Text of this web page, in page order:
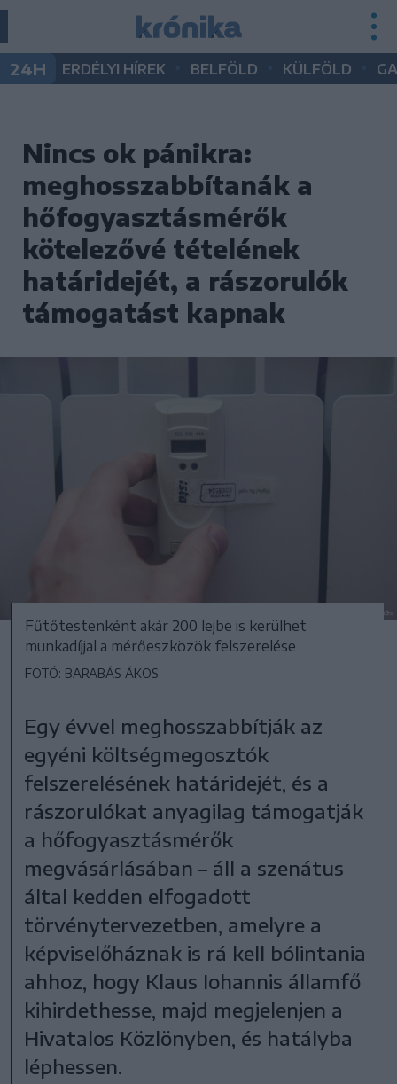
24H ERDÉLYI HÍREK BELFÖLD KÜLFÖLD
Nincs ok pánikra:
meghosszabbítanák a
hőfogyasztásmérők
kötelezővé tételének
határidejét, a rászorulók
támogatást kapnak
Fűtőtestenként akár 200 lejbe is kerülhet
munkadíjjal a mérőeszközök felszerelése
FOTÓ: BARABÁS ÁKOS
Egy évvel meghosszabbítják az
egyéni költségmegosztók
felszerelésének határidejét, és a
rászorulókat anyagilag támogatják
a hőfogyasztásmérők
megvásárlásában – áll a szenátus
által kedden elfogadott
törvénytervezetben, amelyre a
képviselőháznak is rá kell bólintania
ahhoz, hogy Klaus Iohannis államfő
kihirdethesse, majd megjelenjen a
Hivatalos Közlönyben, és hatályba
léphessen.